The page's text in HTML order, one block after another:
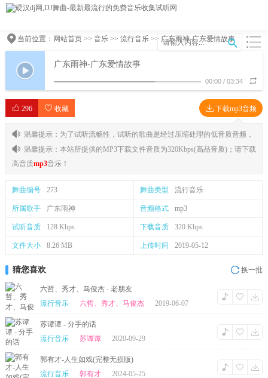
当前位置： 网站首页>> 音乐>> 流行音乐>> 广东雨神-广东爱情故事
广东雨神-广东爱情故事
00:00 /03:34
296 收藏 下载mp3音频
温馨提示：为了试听流畅性，试听的歌曲是经过压缩处理的低音质音频，
温馨提示：本站所提供的MP3下载文件音质为320Kbps(高品音质)；请下载
高音质mp3音乐！
舞曲编号 273 舞曲类型 流行音乐
所属歌手 广东雨神 音频格式 mp3
试听音质 128 Kbps 下载音质 320 Kbps
文件大小 8.26 MB 上传时间 2019-05-12
猜您喜欢 换一批
六哲、秀才、马俊杰 - 老朋友
流行音乐
六哲、秀才、马俊杰 2019-06-07
苏谭谭 - 分手的话
流行音乐
苏谭谭 2020-09-29
郭有才-人生如戏(完整无损版)
流行音乐
郭有才 2024-05-25